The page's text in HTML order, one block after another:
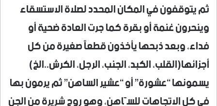
ثم يتوقفون في المكان المحدد لصلاة الاستسقاء
وينحرون غنمة أو بقرة كما جرت العادة ضحية أو
فداء، وبعد ذبحها يأخذون قطعاً صغيرة من كل
أجزائها(القلب، الكبد، الجنب، الرجل، الكرش..الخ)
يسمونها “عشورة” أو “عشير الساهن” ثم يرمون بها